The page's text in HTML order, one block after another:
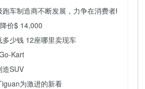
车制造商不断发展，力争在消费者时代独
价$ 14,000
少钱 12座哪里卖现车
Kart
造SUV
为激进的新看